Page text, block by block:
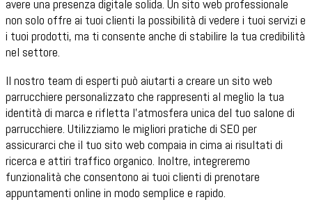
avere una presenza digitale solida. Un sito web professionale
non solo offre ai tuoi clienti la possibilità di vedere i tuoi servizi e
i tuoi prodotti, ma ti consente anche di stabilire la tua credibilità
nel settore.
Il nostro team di esperti può aiutarti a creare un sito web
parrucchiere personalizzato che rappresenti al meglio la tua
identità di marca e rifletta l'atmosfera unica del tuo salone di
parrucchiere. Utilizziamo le migliori pratiche di SEO per
assicurarci che il tuo sito web compaia in cima ai risultati di
ricerca e attiri traffico organico. Inoltre, integreremo
funzionalità che consentono ai tuoi clienti di prenotare
appuntamenti online in modo semplice e rapido.